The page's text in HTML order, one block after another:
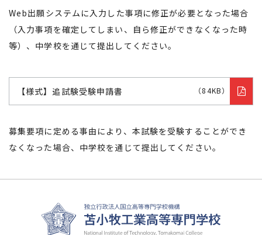
Web出願システムに入力した事項に修正が必要となった場合
（入力事項を確定してしまい、自ら修正ができなくなった時
等）、中学校を通じて提出してください。
【様式】追試験受験申請書 （84KB）
募集要項に定める事由により、本試験を受験することができ
なくなった場合、中学校を通じて提出してください。